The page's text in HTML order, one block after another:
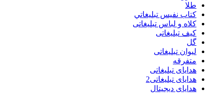
طلا
كتاب نفيس تبليغاتي
کلاه و لباس تبلیغاتی
کیف تبلیغاتی
گل
لیوان تبلیغاتی
متفرقه
هدایای تبلیغاتی
هدایای تبلیغاتی2
هدایای دیجیتال